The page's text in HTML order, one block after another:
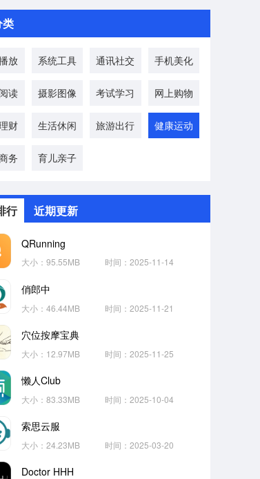
类
放 系统工具 通讯社交 手机美化
读 摄影图像 考试学习 网上购物
财 生活休闲 旅游出行 健康运动
务 育儿亲子
行 近期更新
QRunning
大小：95.55MB 时间：2025-11-14
俏郎中
大小：46.44MB 时间：2025-11-21
穴位按摩宝典
大小：12.97MB 时间：2025-11-25
懒人Club
大小：83.33MB 时间：2025-10-04
索思云服
大小：24.23MB 时间：2025-03-20
Doctor HHH